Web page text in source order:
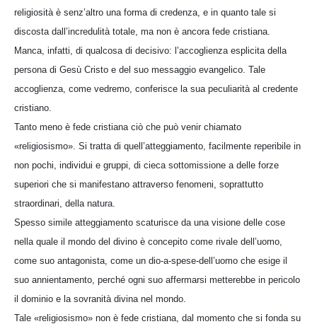
religiosità è senz’altro una forma di credenza, e in quanto tale si
discosta dall’incredulità totale, ma non è ancora fede cristiana.
Manca, infatti, di qualcosa di decisivo: l’accoglienza esplicita della
persona di Gesù Cristo e del suo messaggio evangelico. Tale
accoglienza, come vedremo, conferisce la sua peculiarità al credente
cristiano.
Tanto meno è fede cristiana ciò che può venir chiamato
«religiosismo». Si tratta di quell’atteggiamento, facilmente reperibile in
non pochi, individui e gruppi, di cieca sottomissione a delle forze
superiori che si manifestano attraverso fenomeni, soprattutto
straordinari, della natura.
Spesso simile atteggiamento scaturisce da una visione delle cose
nella quale il mondo del divino è concepito come rivale dell’uomo,
come suo antagonista, come un dio-a-spese-dell’uomo che esige il
suo annientamento, perché ogni suo affermarsi metterebbe in pericolo
il dominio e la sovranità divina nel mondo.
Tale «religiosismo» non è fede cristiana, dal momento che si fonda su